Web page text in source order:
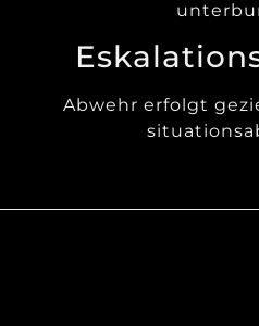
Abwehr erfolgt